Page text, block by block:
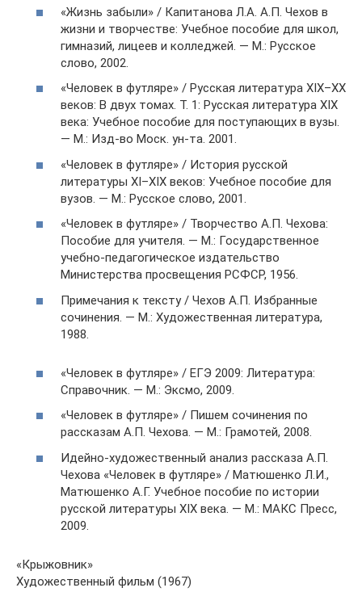
«Жизнь забыли» / Капитанова Л.А. А.П. Чехов в
жизни и творчестве: Учебное пособие для школ,
гимназий, лицеев и колледжей. — М.: Русское
слово, 2002.
«Человек в футляре» / Русская литература XIX–XX
веков: В двух томах. Т. 1: Русская литература XIX
века: Учебное пособие для поступающих в вузы.
— М.: Изд-во Моск. ун-та. 2001.
«Человек в футляре» / История русской
литературы XI–XIX веков: Учебное пособие для
вузов. — М.: Русское слово, 2001.
«Человек в футляре» / Творчество А.П. Чехова:
Пособие для учителя. — М.: Государственное
учебно-педагогическое издательство
Министерства просвещения РСФСР, 1956.
Примечания к тексту / Чехов А.П. Избранные
сочинения. — М.: Художественная литература,
1988.
«Человек в футляре» / ЕГЭ 2009: Литература:
Справочник. — М.: Эксмо, 2009.
«Человек в футляре» / Пишем сочинения по
рассказам А.П. Чехова. — М.: Грамотей, 2008.
Идейно-художественный анализ рассказа А.П.
Чехова «Человек в футляре» / Матюшенко Л.И.,
Матюшенко А.Г. Учебное пособие по истории
русской литературы XIX века. — М.: МАКС Пресс,
2009.
«Крыжовник»
Художественный фильм (1967)